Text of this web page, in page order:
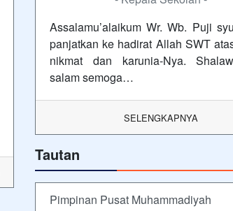
Assalamu’alaikum Wr. Wb. Puji
panjatkan ke hadirat Allah SWT
nikmat dan karunia-Nya.
salam semoga…
SELENGKAPNYA
Tautan
Pimpinan Pusat Muhammadiyah